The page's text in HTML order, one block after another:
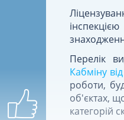
Перелік
Кабміну
роботи,
об'єктах,
категорій